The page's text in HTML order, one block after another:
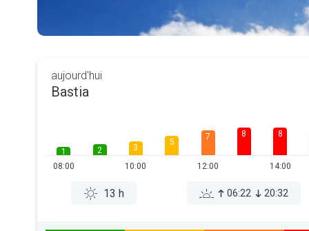
aujourd'hui
Bastia
1
08:00
2
3
10:00
5
7
12:00
8 8
14:00
13 h 06:22 20:32